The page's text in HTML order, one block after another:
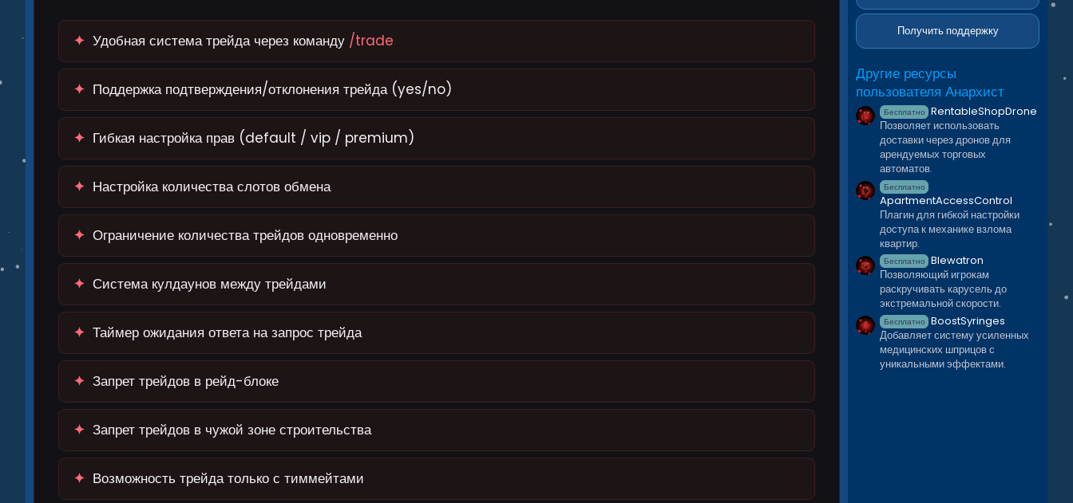
✦ Удобная система трейда через команду /trade
✦ Поддержка подтверждения/отклонения трейда (yes/no)
✦ Гибкая настройка прав (default / vip / premium)
✦ Настройка количества слотов обмена
✦ Ограничение количества трейдов одновременно
✦ Система кулдаунов между трейдами
✦ Таймер ожидания ответа на запрос трейда
✦ Запрет трейдов в рейд-блоке
✦ Запрет трейдов в чужой зоне строительства
✦ Возможность трейда только с тиммейтами
ё
з
Получить поддержку
Другие ресурсы
пользователя Анархист
Бесплатно RentableShopDrone
Позволяет использовать
доставки через дронов для
арендуемых торговых
автоматов.
Бесплатно
ApartmentAccessControl
Плагин для гибкой настройки
доступа к механике взлома
квартир.
Бесплатно Blewatron
Позволяющий игрокам
раскручивать карусель до
экстремальной скорости.
Бесплатно BoostSyringes
Добавляет систему усиленных
медицинских шприцов с
уникальными эффектами.